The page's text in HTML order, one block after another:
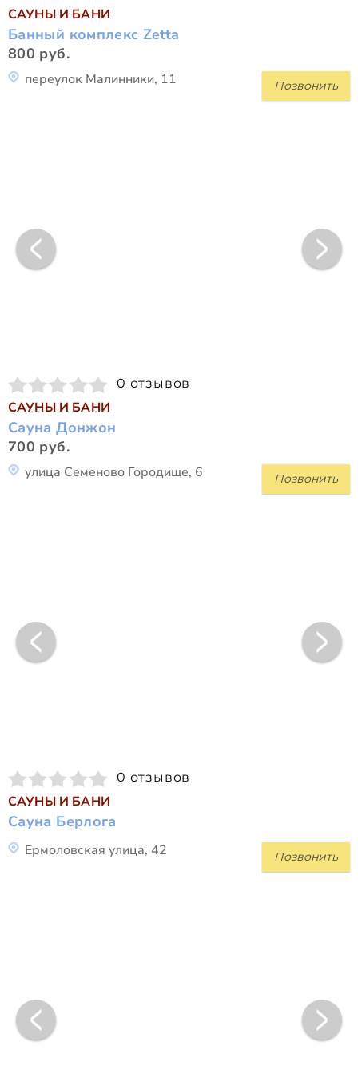
САУНЫ И БАНИ
Банный комплекс Zetta
800 руб.
Позвонить
переулок Малинники, 11
0 отзывов
САУНЫ И БАНИ
Сауна Донжон
700 руб.
Позвонить
улица Семеново Городище, 6
0 отзывов
САУНЫ И БАНИ
Сауна Берлога
Позвонить
Ермоловская улица, 42